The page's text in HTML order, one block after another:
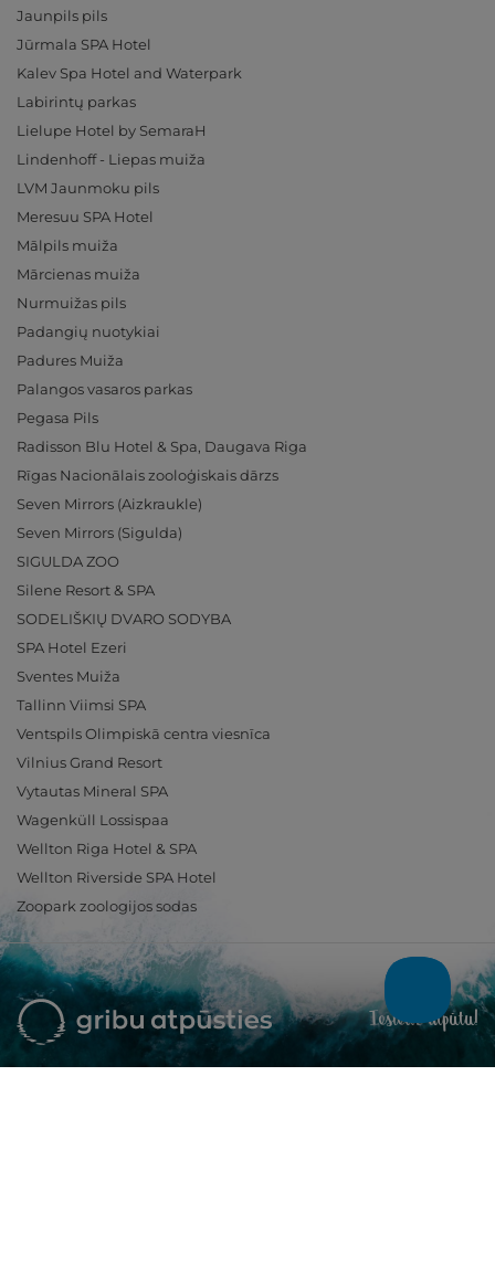
Jaunpils pils
Jūrmala SPA Hotel
Kalev Spa Hotel and Waterpark
Labirintų parkas
Lielupe Hotel by SemaraH
Lindenhoff - Liepas muiža
LVM Jaunmoku pils
Meresuu SPA Hotel
Mālpils muiža
Mārcienas muiža
Nurmuižas pils
Padangių nuotykiai
Padures Muiža
Palangos vasaros parkas
Pegasa Pils
Radisson Blu Hotel & Spa, Daugava Riga
Rīgas Nacionālais zooloģiskais dārzs
Seven Mirrors (Aizkraukle)
Seven Mirrors (Sigulda)
SIGULDA ZOO
Silene Resort & SPA
SODELIŠKIŲ DVARO SODYBA
SPA Hotel Ezeri
Sventes Muiža
Tallinn Viimsi SPA
Ventspils Olimpiskā centra viesnīca
Vilnius Grand Resort
Vytautas Mineral SPA
Wagenküll Lossispaa
Wellton Riga Hotel & SPA
Wellton Riverside SPA Hotel
Zoopark zoologijos sodas
Ieslēdz atpūtu!